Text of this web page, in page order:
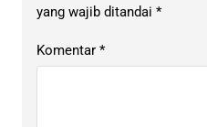
yang wajib ditandai *
Komentar *